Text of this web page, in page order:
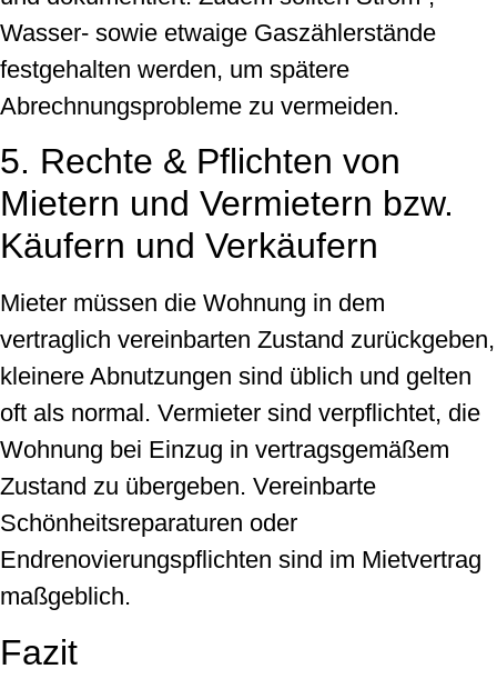
Wasser‐ sowie etwaige Gaszählerstände
festgehalten werden, um spätere
Abrechnungsprobleme zu vermeiden.
5. Rechte & Pflichten von
Mietern und Vermietern bzw.
Käufern und Verkäufern
Mieter müssen die Wohnung in dem
vertraglich vereinbarten Zustand zurückgeben,
kleinere Abnutzungen sind üblich und gelten
oft als normal. Vermieter sind verpflichtet, die
Wohnung bei Einzug in vertragsgemäßem
Zustand zu übergeben. Vereinbarte
Schönheitsreparaturen oder
Endrenovierungspflichten sind im Mietvertrag
maßgeblich.
Fazit